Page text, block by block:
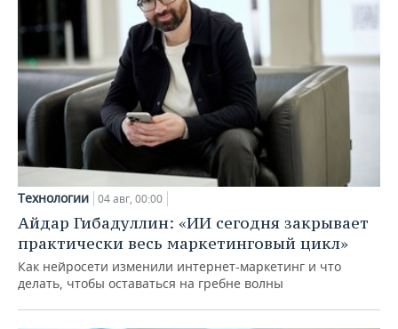
Технологии 04 авг, 00:00
Айдар Гибадуллин: «ИИ сегодня закрывает
практически весь маркетинговый цикл»
Как нейросети изменили интернет-маркетинг и что
делать, чтобы оставаться на гребне волны